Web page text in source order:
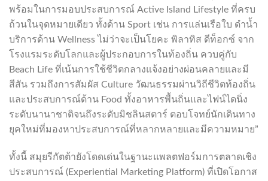
พร้อมในการมอบประสบการณ์ Active Island Lifestyle ที่ครบ
ถ้วนในจุดหมายเดียว ทั้งด้าน Sport เช่น การแล่นเรือใบ ดำน้ำ
บริการด้าน Wellness ไม่ว่าจะเป็นโยคะ พิลาทิส ดีท็อกซ์ จาก
โรงแรมระดับโลกและผู้ประกอบการในท้องถิ่น ควบคู่กับ
Beach Life ที่เน้นการใช้ชีวิตกลางแจ้งอย่างผ่อนคลายและมี
สีสัน รวมถึงการสัมผัส Culture วัฒนธรรมผ่านวิถีชีวิตท้องถิ่น
และประสบการณ์ด้าน Food ทั้งอาหารพื้นถิ่นและไฟน์ไดนิ่ง
ระดับนานาชาติจนถึงระดับมิชลินสตาร์ ตอบโจทย์นักเดินทาง
ยุคใหม่ที่มองหาประสบการณ์ที่หลากหลายและมีความหมาย”
ทั้งนี้ สมุยรีกัตต้ายังโดดเด่นในฐานะแพลตฟอร์มการตลาดเชิง
ประสบการณ์ (Experiential Marketing Platform) ที่เปิดโอกาส